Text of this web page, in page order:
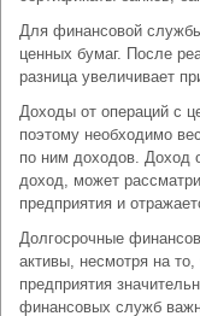
Для финансовой
ценных бумаг. После
разница увеличивает
Доходы от операций с
поэтому необходимо
по ним доходов. Доход
доход, может
предприятия и
Долгосрочные
активы, несмотря на
предприятия
финансовых служб